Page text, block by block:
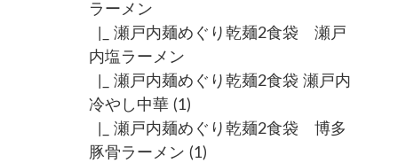
ラーメン
|_ 瀬戸内麺めぐり乾麺2食袋 瀬戸
内塩ラーメン
|_ 瀬戸内麺めぐり乾麺2食袋 瀬戸内
冷やし中華(1)
|_ 瀬戸内麺めぐり乾麺2食袋 博多
豚骨ラーメン (1)